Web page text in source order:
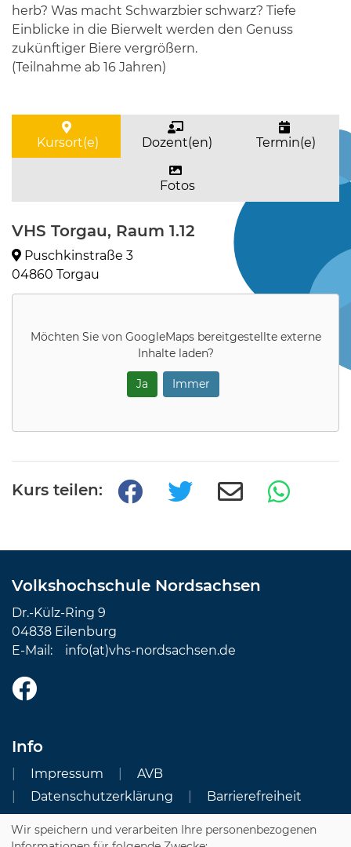
herb? Was macht Schwarzbier schwarz? Tiefe
Einblicke in die Bierwelt werden den Genuss
zukünftiger Biere vergrößern.
(Teilnahme ab 16 Jahren)
Kursort(e) Dozent(en) Termin(e)
Fotos
VHS Torgau, Raum 1.12
Puschkinstraße 3
04860 Torgau
Möchten Sie von GoogleMapsbereitgestellte externe
Inhalte laden?
Ja Immer
Kurs teilen:
Volkshochschule Nordsachsen
Dr.-Külz-Ring 9
04838 Eilenburg
E-Mail: info(at)vhs-nordsachsen.de
Info
Impressum
AVB
Datenschutzerklärung
Barrierefreiheit
Cookie Einstellungen
Wir speichern und verarbeiten Ihre personenbezogenen